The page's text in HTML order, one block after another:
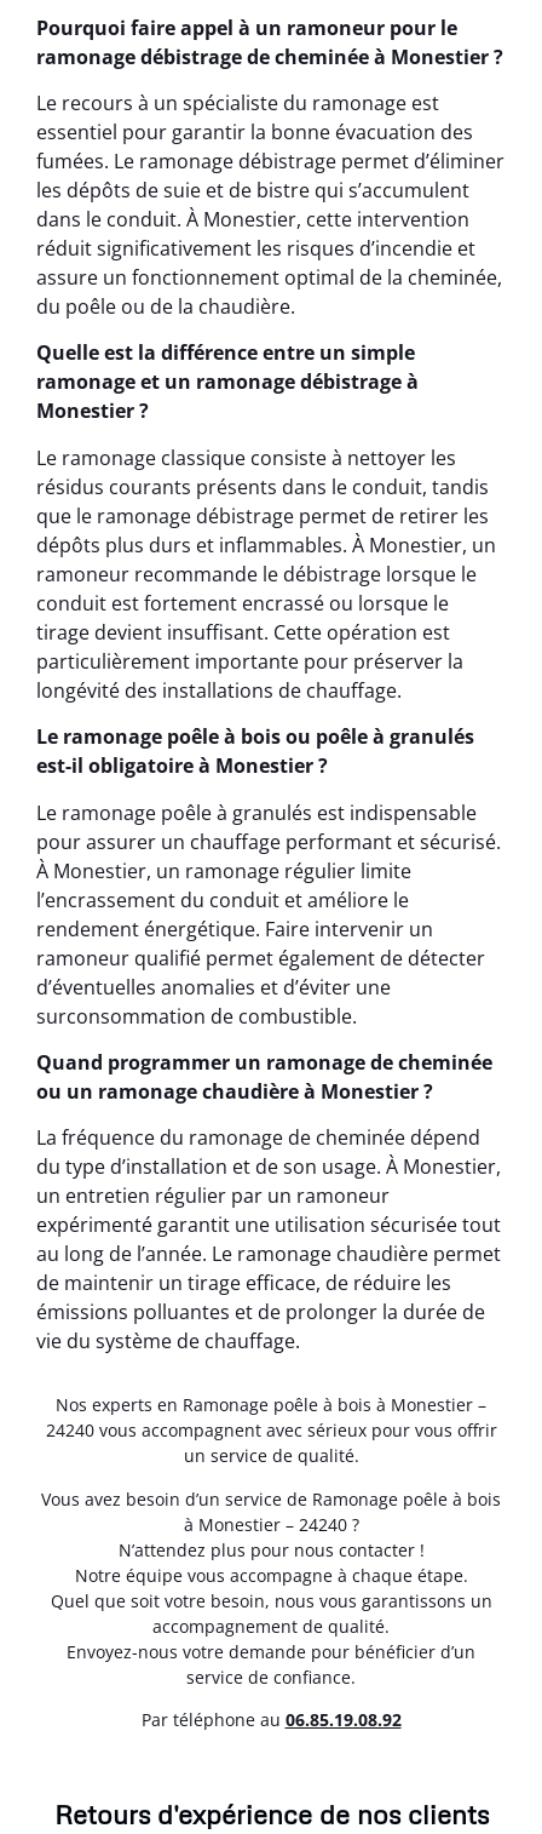
Pourquoi faire appel à un ramoneur pour le
ramonage débistrage de cheminée à Monestier ?
Le recours à un spécialiste du ramonage est
essentiel pour garantir la bonne évacuation des
fumées. Le ramonage débistrage permet d’éliminer
les dépôts de suie et de bistre qui s’accumulent
dans le conduit. À Monestier, cette intervention
réduit significativement les risques d’incendie et
assure un fonctionnement optimal de la cheminée,
du poêle ou de la chaudière.
Quelle est la différence entre un simple
ramonage et un ramonage débistrage à
Monestier ?
Le ramonage classique consiste à nettoyer les
résidus courants présents dans le conduit, tandis
que le ramonage débistrage permet de retirer les
dépôts plus durs et inflammables. À Monestier, un
ramoneur recommande le débistrage lorsque le
conduit est fortement encrassé ou lorsque le
tirage devient insuffisant. Cette opération est
particulièrement importante pour préserver la
longévité des installations de chauffage.
Le ramonage poêle à bois ou poêle à granulés
est-il obligatoire à Monestier ?
Le ramonage poêle à granulés est indispensable
pour assurer un chauffage performant et sécurisé.
À Monestier, un ramonage régulier limite
l’encrassement du conduit et améliore le
rendement énergétique. Faire intervenir un
ramoneur qualifié permet également de détecter
d’éventuelles anomalies et d’éviter une
surconsommation de combustible.
Quand programmer un ramonage de cheminée
ou un ramonage chaudière à Monestier ?
La fréquence du ramonage de cheminée dépend
du type d’installation et de son usage. À Monestier,
un entretien régulier par un ramoneur
expérimenté garantit une utilisation sécurisée tout
au long de l’année. Le ramonage chaudière permet
de maintenir un tirage efficace, de réduire les
émissions polluantes et de prolonger la durée de
vie du système de chauffage.
Nos experts en Ramonage poêle à bois à Monestier –
24240 vous accompagnent avec sérieux pour vous offrir
un service de qualité.
Vous avez besoin d’un service de Ramonage poêle à bois
à Monestier – 24240 ?
N’attendez plus pour nous contacter !
Notre équipe vous accompagne à chaque étape.
Quel que soit votre besoin, nous vous garantissons un
accompagnement de qualité.
Envoyez-nous votre demande pour bénéficier d’un
service de confiance.
Par téléphone au 06.85.19.08.92
Retours d'expérience de nos clients